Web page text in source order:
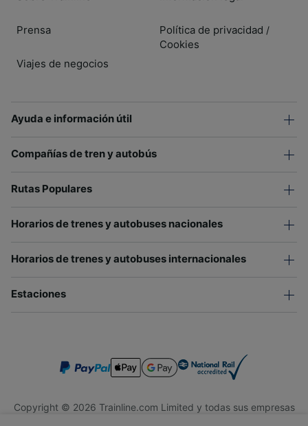
Prensa
Viajes de negocios
Política de privacidad /
Cookies
Ayuda e información útil
Compañías de tren y autobús
Rutas Populares
Horarios de trenes y autobuses nacionales
Horarios de trenes y autobuses internacionales
Estaciones
Copyright © 2026 Trainline.com Limited y todas sus empresas